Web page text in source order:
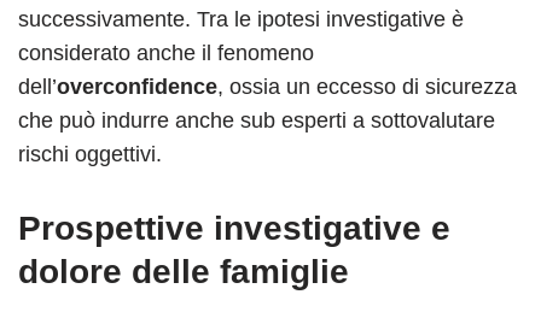
successivamente. Tra le ipotesi investigative è
considerato anche il fenomeno
dell’overconfidence, ossia un eccesso di sicurezza
che può indurre anche sub esperti a sottovalutare
rischi oggettivi.
Prospettive investigative e
dolore delle famiglie